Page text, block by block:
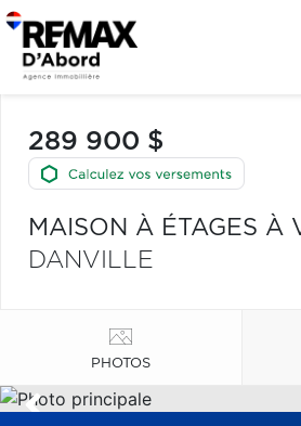
289 900 $
MAISON À ÉTAGES À
DANVILLE
PHOTOS